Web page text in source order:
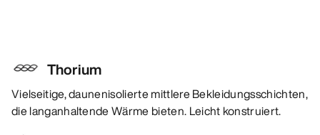
Thorium
Vielseitige, daunenisolierte mittlere Bekleidungsschichten,
die langanhaltende Wärme bieten. Leicht konstruiert.